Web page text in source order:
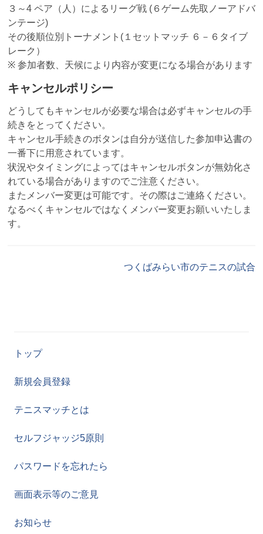
３～4 ペア（人）によるリーグ戦 (６ゲーム先取ノーアドバ
ンテージ)
その後順位別トーナメント(１セットマッチ ６－６タイブ
レーク）
※ 参加者数、天候により内容が変更になる場合があります
キャンセルポリシー
どうしてもキャンセルが必要な場合は必ずキャンセルの手
続きをとってください。
キャンセル手続きのボタンは自分が送信した参加申込書の
一番下に用意されています。
状況やタイミングによってはキャンセルボタンが無効化さ
れている場合がありますのでご注意ください。
またメンバー変更は可能です。その際はご連絡ください。
なるべくキャンセルではなくメンバー変更お願いいたしま
す。
つくばみらい市のテニスの試合
トップ
新規会員登録
テニスマッチとは
セルフジャッジ5原則
パスワードを忘れたら
画面表示等のご意見
お知らせ